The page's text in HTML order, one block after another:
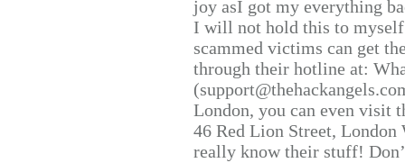
joy asI got my everything
I will not hold this to
scammed victims can get
through their hotline at:
London, you can even visit
46 Red Lion Street, London
really know their stuff!